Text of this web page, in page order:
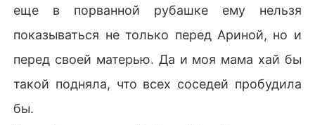
еще в порванной рубашке ему нельзя
показываться не только перед Ариной, но и
перед своей матерью. Да и моя мама хай бы
такой подняла, что всех соседей пробудила
бы.